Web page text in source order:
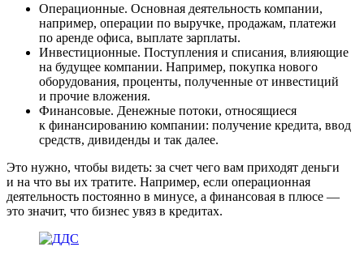
Операционные. Основная деятельность компании,
например, операции по выручке, продажам, платежи
по аренде офиса, выплате зарплаты.
Инвестиционные. Поступления и списания, влияющие
на будущее компании. Например, покупка нового
оборудования, проценты, полученные от инвестиций
и прочие вложения.
Финансовые. Денежные потоки, относящиеся
к финансированию компании: получение кредита, ввод
средств, дивиденды и так далее.
Это нужно, чтобы видеть: за счет чего вам приходят деньги
и на что вы их тратите. Например, если операционная
деятельность постоянно в минусе, а финансовая в плюсе —
это значит, что бизнес увяз в кредитах.